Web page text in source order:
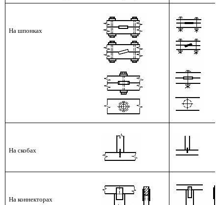
На шпонках
На скобах
На коннекторах